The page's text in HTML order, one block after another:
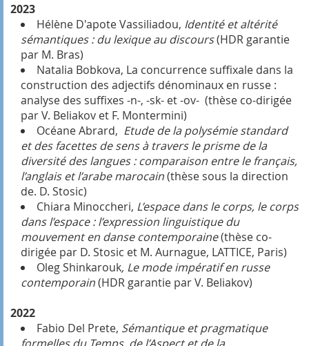
2023
Hélène D'apote Vassiliadou, Identité et altérité
sémantiques : du lexique au discours(HDR garantie
par M. Bras)
Natalia Bobkova, La concurrence suffixale dans la
construction des adjectifs dénominaux en russe :
analyse des suffixes -n-, -sk- et -ov- (thèse co-dirigée
par V. Beliakov et F. Montermini)
Océane Abrard, Etude de la polysémie standard
et des facettes de sens à travers le prisme de la
diversité des langues : comparaison entre le français,
l’anglais et l’arabe marocain(thèse sous la direction
de. D. Stosic)
Chiara Minoccheri, L’espace dans le corps, le corps
dans l’espace : l’expression linguistique du
mouvement en danse contemporaine(thèse co-
dirigée par D. Stosic et M. Aurnague, LATTICE, Paris)
Oleg Shinkarouk, Le mode impératif en russe
contemporain(HDR garantie par V. Beliakov)
2022
Fabio Del Prete, Sémantique et pragmatique